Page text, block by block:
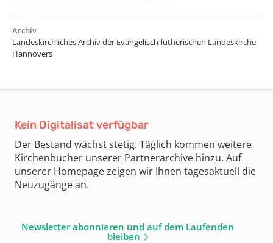
Archiv
Landeskirchliches Archiv der Evangelisch-lutherischen Landeskirche
Hannovers
Kein Digitalisat verfügbar
Der Bestand wächst stetig. Täglich kommen weitere
Kirchenbücher unserer Partnerarchive hinzu. Auf
unserer Homepage zeigen wir Ihnen tagesaktuell die
Neuzugänge an.
Newsletter abonnieren und auf dem Laufenden
bleiben